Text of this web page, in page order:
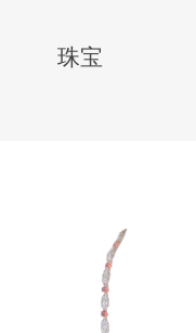
珠宝